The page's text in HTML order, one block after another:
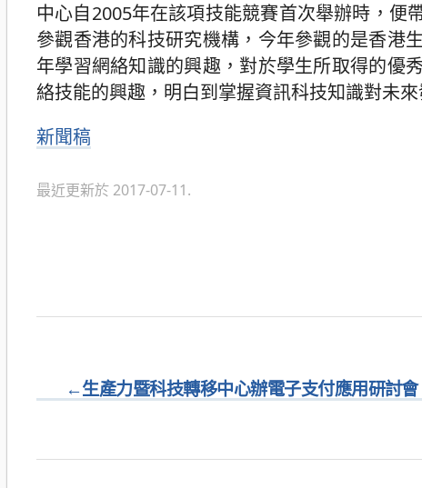
中心自2005年在該項技能競賽首次舉辦時，
參觀香港的科技研究機構，今年參觀的是香港
年學習網絡知識的興趣，對於學生所取得的優
絡技能的興趣，明白到掌握資訊科技知識對未來
分
新聞稿
最近更新於 2017-07-11.
←生產力暨科技轉移中心辦電子支付應用研討會